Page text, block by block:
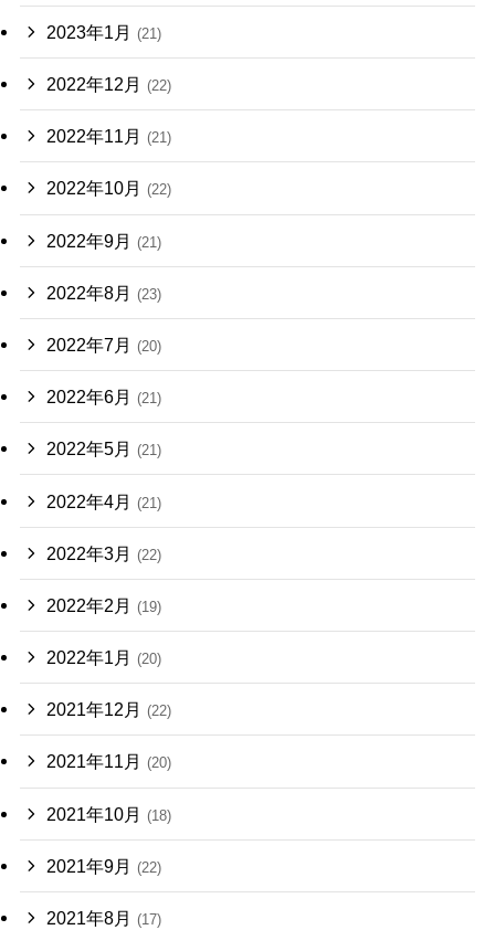
2023年1月 (21)
2022年12月 (22)
2022年11月 (21)
2022年10月 (22)
2022年9月 (21)
2022年8月 (23)
2022年7月 (20)
2022年6月 (21)
2022年5月 (21)
2022年4月 (21)
2022年3月 (22)
2022年2月 (19)
2022年1月 (20)
2021年12月 (22)
2021年11月 (20)
2021年10月 (18)
2021年9月 (22)
2021年8月 (17)